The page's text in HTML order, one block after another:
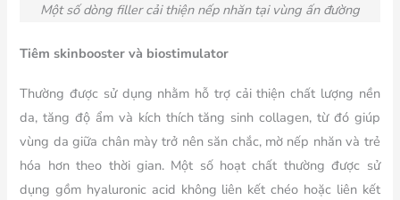
Một số dòng filler cải thiện nếp nhăn tại vùng ấn đường
Tiêm skinbooster và biostimulator
Thường được sử dụng nhằm hỗ trợ cải thiện chất lượng nền
da, tăng độ ẩm và kích thích tăng sinh collagen, từ đó giúp
vùng da giữa chân mày trở nên săn chắc, mờ nếp nhăn và trẻ
hóa hơn theo thời gian. Một số hoạt chất thường được sử
dụng gồm hyaluronic acid không liên kết chéo hoặc liên kết